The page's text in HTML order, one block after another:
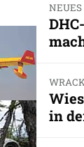
NEUES
in